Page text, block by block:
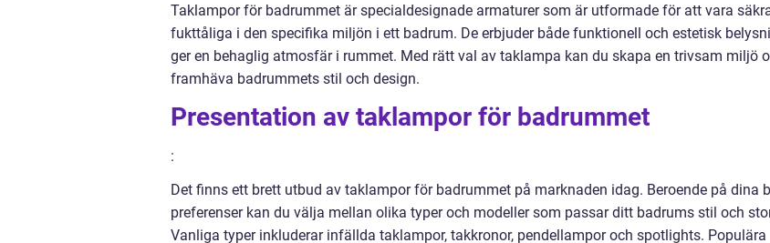
Taklampor för badrummet är specialdesignade armaturer som är utformade för att vara
fukttåliga i den specifika miljön i ett badrum. De erbjuder både funktionell och estetisk
ger en behaglig atmosfär i rummet. Med rätt val av taklampa kan du skapa en trivsam miljö
framhäva badrummets stil och design.
Presentation av taklampor för badrummet
:
Det finns ett brett utbud av taklampor för badrummet på marknaden idag. Beroende på dina
preferenser kan du välja mellan olika typer och modeller som passar ditt badrums stil och
Vanliga typer inkluderar infällda taklampor, takkronor, pendellampor och spotlights. Populära